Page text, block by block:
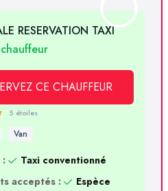
RESERVATION TAXI
CE CHAUFFEUR
5 étoiles
Van
Taxi conventionné
acceptés :
Espèce